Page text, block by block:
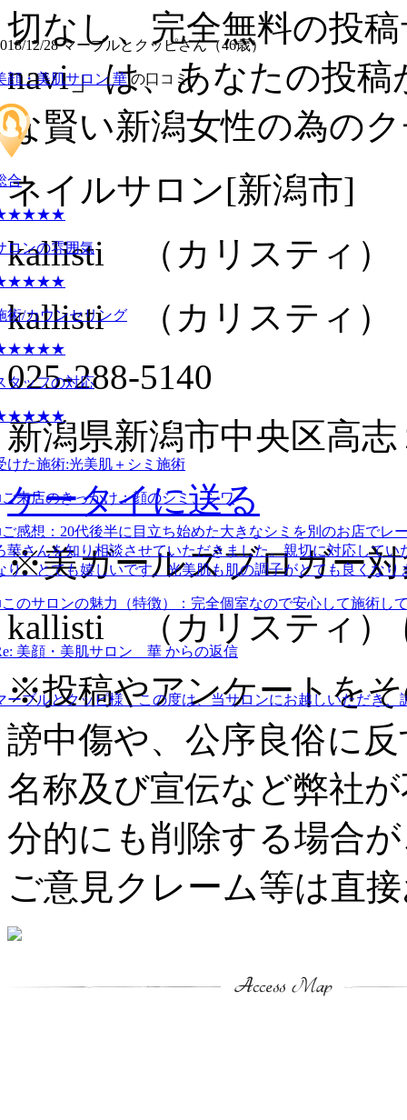
切なし、完全無料の投
navi」は、あなたの投
な賢い新潟女性の為の
ネイルサロン[新潟市]
kallisti （カリスティ）
kallisti （カリスティ）
025-288-5140
新潟県新潟市中央区高
ケータイに送る
※美ガールズブロガー
kallisti （カリスティ）
※投稿やアンケートを
謗中傷や、公序良俗に
名称及び宣伝など弊社
分的にも削除する場合
ご意見クレーム等は直
12/28 マーブルとクッピさん（46歳）
顔・美肌サロン 華の口コミ
合
ロンの雰囲気
術/カウンセリング
タッフの対応
けた施術:光美肌＋シミ施術
来店のきっかけ：顔のシミ、シワ
感想： 20代後半に目立ち始めた大きなシミを別のお店でレ
華さんを知り相談させていただきました。親切に対応して
り、とても嬉しいです。光美肌も肌の調子がとても良くなり
のサロンの魅力（特徴）： 完全個室なので安心して施術し
美顔・美肌サロン 華 からの返信
ーブルとクッピ様 この度は、当サロンにお越しいただき、